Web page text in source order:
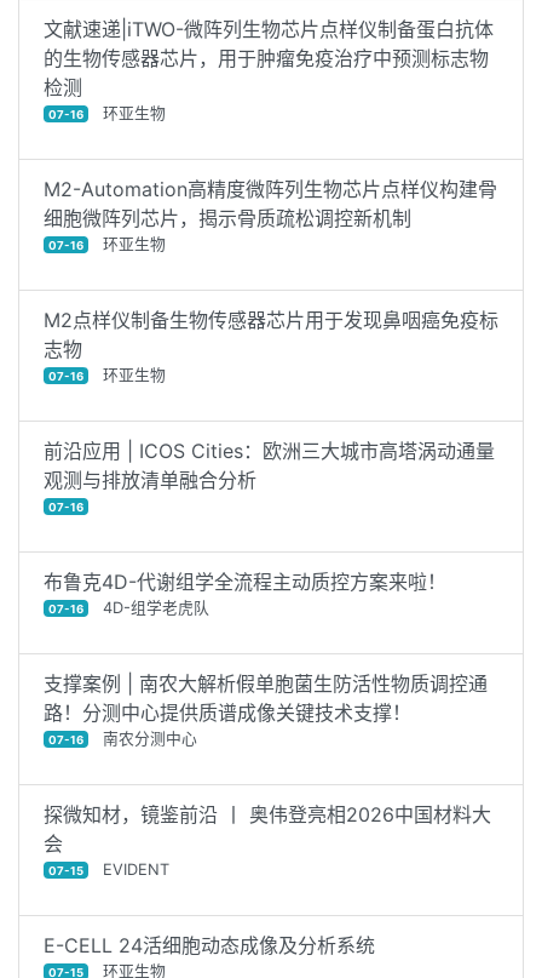
文献速递|iTWO-微阵列生物芯片点样仪制备蛋白抗体
的生物传感器芯片，用于肿瘤免疫治疗中预测标志物
检测
07-16 环亚生物
M2-Automation高精度微阵列生物芯片点样仪构建骨
细胞微阵列芯片，揭示骨质疏松调控新机制
07-16 环亚生物
M2点样仪制备生物传感器芯片用于发现鼻咽癌免疫标
志物
07-16 环亚生物
前沿应用 | ICOS Cities：欧洲三大城市高塔涡动通量
观测与排放清单融合分析
07-16
布鲁克4D-代谢组学全流程主动质控方案来啦！
07-16 4D-组学老虎队
支撑案例 | 南农大解析假单胞菌生防活性物质调控通
路！分测中心提供质谱成像关键技术支撑！
07-16 南农分测中心
探微知材，镜鉴前沿 丨 奥伟登亮相2026中国材料大
会
07-15 EVIDENT
E-CELL 24活细胞动态成像及分析系统
07-15 环亚生物